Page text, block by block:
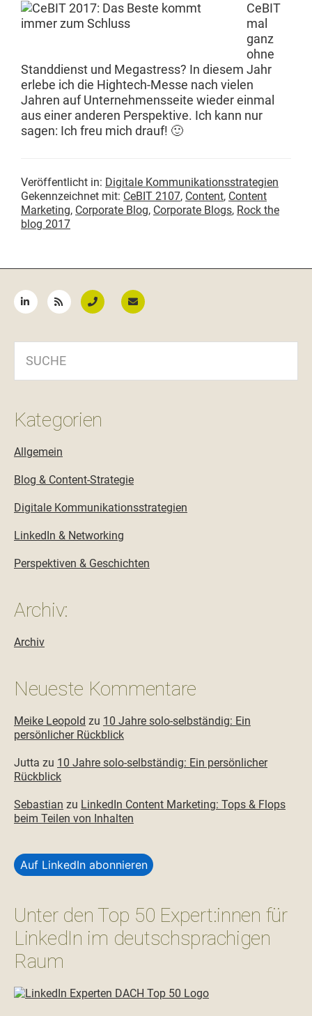
CeBIT
mal
ganz
ohne
Stand­di­enst und Megas­tress? In diesem Jahr
erlebe ich die High­tech-Messe nach vie­len
Jahren auf Unternehmens­seite wieder ein­mal
aus ein­er anderen Per­spek­tive. Ich kann nur
sagen: Ich freu mich drauf! 🙂
Veröffentlicht in: Digitale Kommunikationsstrategien
Gekennzeichnet mit: CeBIT 2107, Content, Content
Marketing, Corporate Blog, Corporate Blogs, Rock the
blog 2017
Kategorien
Allgemein
Blog & Content-Strategie
Digitale Kommunikationsstrategien
LinkedIn & Networking
Perspektiven & Geschichten
Archiv:
Archiv
Neueste Kommentare
Meike Leopold zu 10 Jahre solo-selbständig: Ein
persönlicher Rückblick
Jutta zu 10 Jahre solo-selbständig: Ein persönlicher
Rückblick
Sebastian zu LinkedIn Content Marketing: Tops & Flops
beim Teilen von Inhalten
Auf LinkedIn abonnieren
Unter den Top 50 Expert:innen für
LinkedIn im deutschsprachigen
Raum